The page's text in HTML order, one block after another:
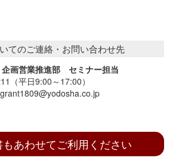
てのご連絡・お問い合わせ先
画営業推進部 セミナー担当
（平日9:00～17:00）
@yodosha.co.jp
あわせてご利用ください